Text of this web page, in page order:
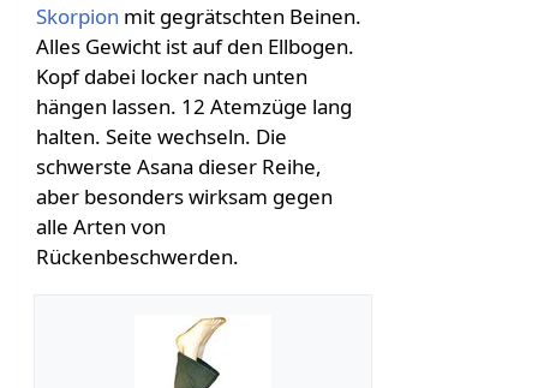
Skorpion mit gegrätschten Beinen.
Alles Gewicht ist auf den Ellbogen.
Kopf dabei locker nach unten
hängen lassen. 12 Atemzüge lang
halten. Seite wechseln. Die
schwerste Asana dieser Reihe,
aber besonders wirksam gegen
alle Arten von
Rückenbeschwerden.